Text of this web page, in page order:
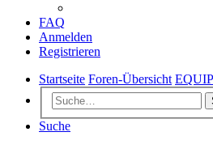
FAQ
Anmelden
Registrieren
Startseite Foren-Übersicht
Suche